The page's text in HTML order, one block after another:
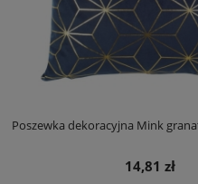
Poszewka dekoracyjna Mink
14,81 zł